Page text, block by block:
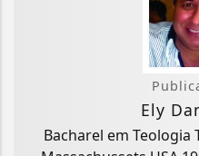
Ely
Bacharel em